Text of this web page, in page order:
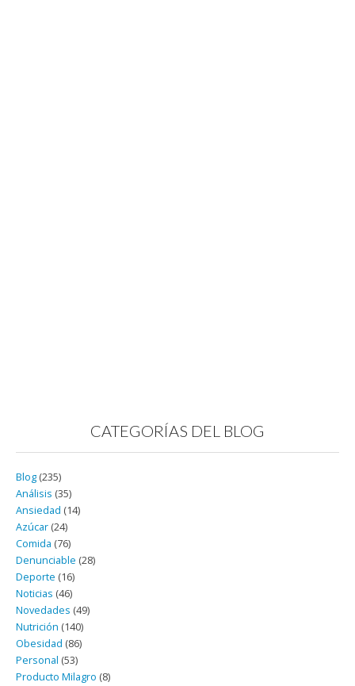
CATEGORÍAS DEL BLOG
Blog (235)
Análisis (35)
Ansiedad (14)
Azúcar (24)
Comida (76)
Denunciable (28)
Deporte (16)
Noticias (46)
Novedades (49)
Nutrición (140)
Obesidad (86)
Personal (53)
Producto Milagro (8)